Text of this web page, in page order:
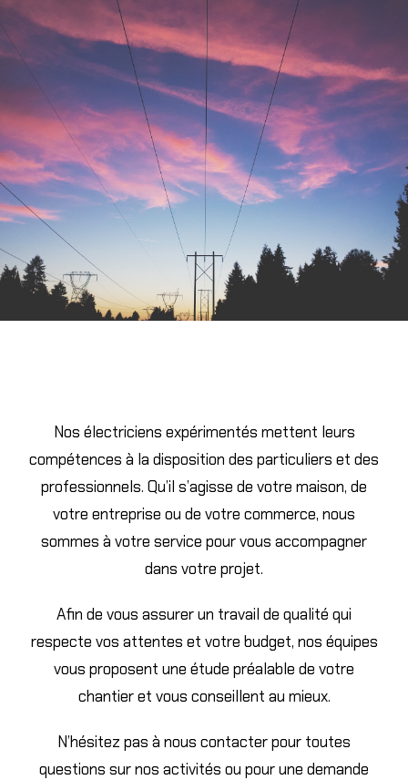
Nos électriciens expérimentés mettent leurs
compétences à la disposition des particuliers et des
professionnels. Qu’il s’agisse de votre maison, de
votre entreprise ou de votre commerce, nous
sommes à votre service pour vous accompagner
dans votre projet.
Afin de vous assurer un travail de qualité qui
respecte vos attentes et votre budget, nos équipes
vous proposent une étude préalable de votre
chantier et vous conseillent au mieux.
N’hésitez pas à nous contacter pour toutes
questions sur nos activités ou pour une demande